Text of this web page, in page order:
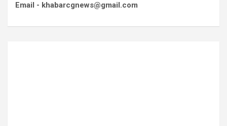
Email - khabarcgnews@gmail.com